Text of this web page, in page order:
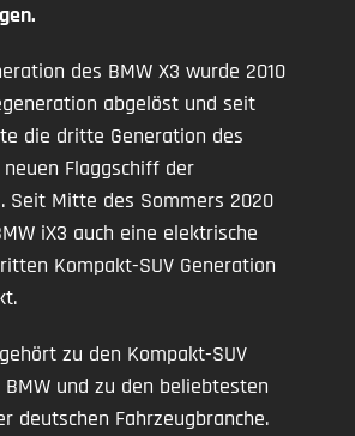
des BMW X3 wurde 2010
abgelöst und seit
die dritte Generation des
neuen Flaggschiff der
Seit Mitte des Sommers 2020
iX3 auch eine elektrische
Kompakt-SUV Generation
gehört zu den Kompakt-SUV
und zu den beliebtesten
deutschen Fahrzeugbranche.